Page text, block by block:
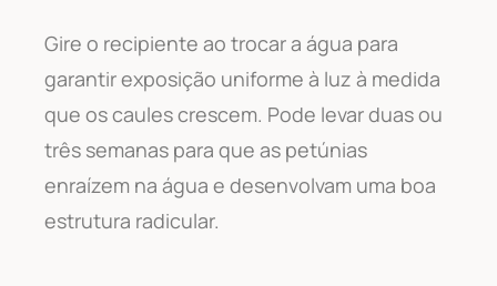
Gire o recipiente ao trocar a água para
garantir exposição uniforme à luz à medida
que os caules crescem. Pode levar duas ou
três semanas para que as petúnias
enraízem na água e desenvolvam uma boa
estrutura radicular.